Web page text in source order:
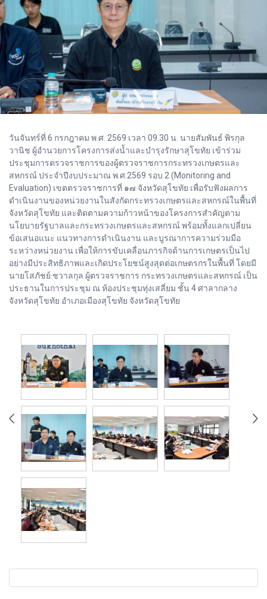
วันจันทร์ที่ 6 กรกฎาคม พ.ศ. 2569 เวลา 09.30 น. นายสัมพันธ์ พิรกุล
วานิช ผู้อำนวยการโครงการส่งน้ำและบำรุงรักษาสุโขทัย เข้าร่วม
ประชุมการตรวจราชการของผู้ตรวจราชการกระทรวงเกษตรและ
สหกรณ์ ประจำปีงบประมาณ พ.ศ.2569 รอบ 2 (Monitoring and
Evaluation) เขตตรวจราชการที่ ๑๗ จังหวัดสุโขทัย เพื่อรับฟังผลการ
ดำเนินงานของหน่วยงานในสังกัดกระทรวงเกษตรและสหกรณ์ในพื้นที่
จังหวัดสุโขทัย และติดตามความก้าวหน้าของโครงการสำคัญตาม
นโยบายรัฐบาลและกระทรวงเกษตรและสหกรณ์ พร้อมทั้งแลกเปลี่ยน
ข้อเสนอแนะ แนวทางการดำเนินงาน และบูรณาการความร่วมมือ
ระหว่างหน่วยงาน เพื่อให้การขับเคลื่อนภารกิจด้านการเกษตรเป็นไป
อย่างมีประสิทธิภาพและเกิดประโยชน์สูงสุดต่อเกษตรกรในพื้นที่ โดยมี
นายโสภัชย์ ชวาลกุล ผู้ตรวจราชการ กระทรวงเกษตรและสหกรณ์ เป็น
ประธานในการประชุม ณ ห้องประชุมทุ่งเสลี่ยม ชั้น 4 ศาลากลาง
จังหวัดสุโขทัย อำเภอเมืองสุโขทัย จังหวัดสุโขทัย